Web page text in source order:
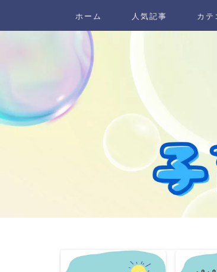
ホーム 人気記事 カテ